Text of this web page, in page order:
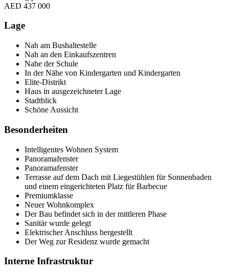
AED 437 000
Lage
Nah am Bushaltestelle
Nah an den Einkaufszentren
Nahe der Schule
In der Nähe von Kindergarten und Kindergarten
Elite-Distrikt
Haus in ausgezeichneter Lage
Stadtblick
Schöne Aussicht
Besonderheiten
Intelligentes Wohnen System
Panoramafenster
Panoramafenster
Terrasse auf dem Dach mit Liegestühlen für Sonnenbaden
und einem eingerichteten Platz für Barbecue
Premiumklasse
Neuer Wohnkomplex
Der Bau befindet sich in der mittleren Phase
Sanitär wurde gelegt
Elektrischer Anschluss hergestellt
Der Weg zur Residenz wurde gemacht
Interne Infrastruktur